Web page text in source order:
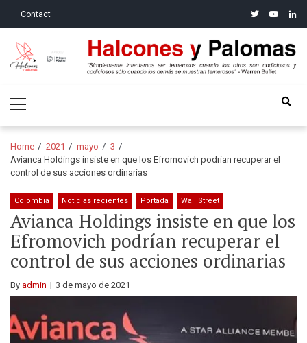
Contact twitteryoutube
Halcones y Palomas
Menu
Home 2021 mayo
3
Avianca Holdings insiste en que los Efromovich podrían recuperar el
control de sus acciones ordinarias
Colombia Noticias recientes Portada Wall Street
Avianca Holdings insiste en que los
Efromovich podrían recuperar el
control de sus acciones ordinarias
By admin 3 de mayo de 2021